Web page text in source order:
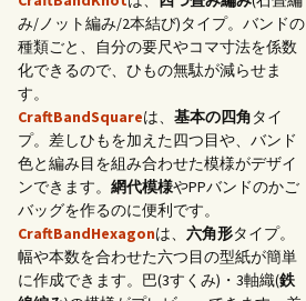
み/ノット編み/2本結び)タイプ。バンドの
種類ごと、自分の要尺やコマ寸法を係数
化できるので、ひもの無駄が減らせま
す。
CraftBandSquareは、 基本の四角タイ
プ。差しひもを加えた四つ目や、バンド
色と編み目を組み合わせた模様がデザイ
ンできます。 網代模様やPPバンドのかご
バッグを作るのに便利です。
CraftBandHexagonは、 六角形タイプ。
幅や本数を合わせた六つ目の型紙が簡単
に作成できます。巴(3すくみ)・3軸織(鉄